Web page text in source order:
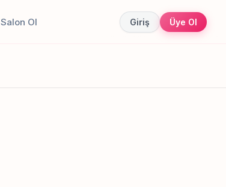
Salon Ol Giriş Üye Ol
Canlı sonuçlar Online randevu